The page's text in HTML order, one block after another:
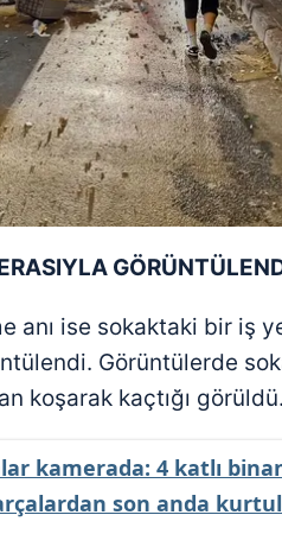
için İnternet Sitemizde
verileriniz işlenmekte olup
çerezler, sitemizin daha
amaçlarıyla sınırlı
yer alan panel
Metnimiziziyaret
çerezlerle ilgili bilgi almak için
anı ise sokaktaki bir iş
Görüntülerde
koşarak kaçtığı görüldü.
kamerada: 4 katlı
son anda